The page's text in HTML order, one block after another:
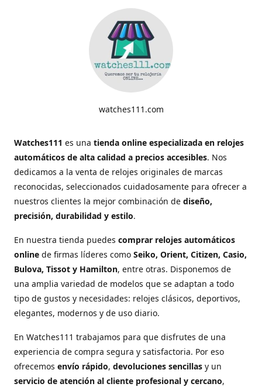
watches111.com
Watches111 es una tienda online especializada en relojes
automáticos de alta calidad a precios accesibles. Nos
dedicamos a la venta de relojes originales de marcas
reconocidas, seleccionados cuidadosamente para ofrecer a
nuestros clientes la mejor combinación de diseño,
precisión, durabilidad y estilo.
En nuestra tienda puedes comprar relojes automáticos
online de firmas líderes como Seiko, Orient, Citizen, Casio,
Bulova, Tissot y Hamilton, entre otras. Disponemos de
una amplia variedad de modelos que se adaptan a todo
tipo de gustos y necesidades: relojes clásicos, deportivos,
elegantes, modernos y de uso diario.
En Watches111 trabajamos para que disfrutes de una
experiencia de compra segura y satisfactoria. Por eso
ofrecemos envío rápido, devoluciones sencillas y un
servicio de atención al cliente profesional y cercano,